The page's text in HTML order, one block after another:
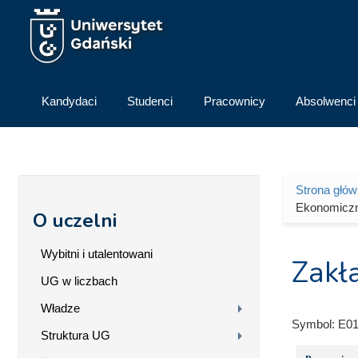
Przejdź do treści
Kandydaci Studenci Pracownicy Absolwenci
O uczelni
Wybitni i utalentowani
UG w liczbach
Władze
Struktura UG
Strona
Symbol: